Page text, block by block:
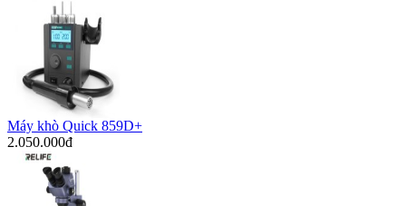
Máy khò Quick 859D+
2.050.000đ